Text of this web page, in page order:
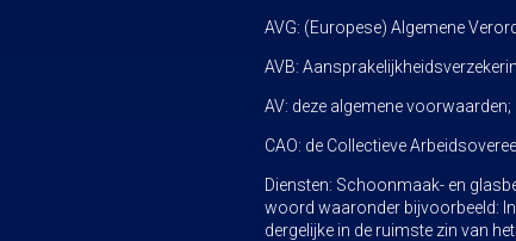
AVG: (Europese) Algemene
AVB:
AV: deze algemene voorwaarden;
CAO: de Collectieve
Diensten: Schoonmaak- en
woord waaronder bijvoorbeeld:
dergelijke in de ruimste zin van